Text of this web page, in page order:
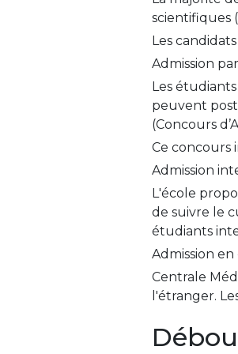
scientifiques
Les
Admission
Les
peuvent
(Concours
Ce concours
Admission
L'école
de suivre le
étudiants
Admission
Centrale
l'étranger.